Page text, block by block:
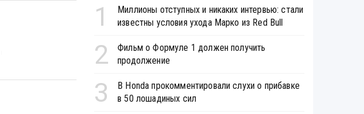
1
Миллионы отступных и никаких интервью: стали
известны условия ухода Марко из Red Bull
2
Фильм о Формуле 1 должен получить
продолжение
3
В Honda прокомментировали слухи о прибавке
в 50 лошадиных сил